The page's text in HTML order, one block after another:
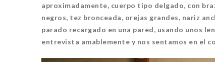
aproximadamente, cuerpo tipo delgado, con
negros, tez bronceada, orejas grandes, nariz
parado recargado en una pared, usando unos
entrevista amablemente y nos sentamos en el
ORIGEN Y PROPÓSITO DE